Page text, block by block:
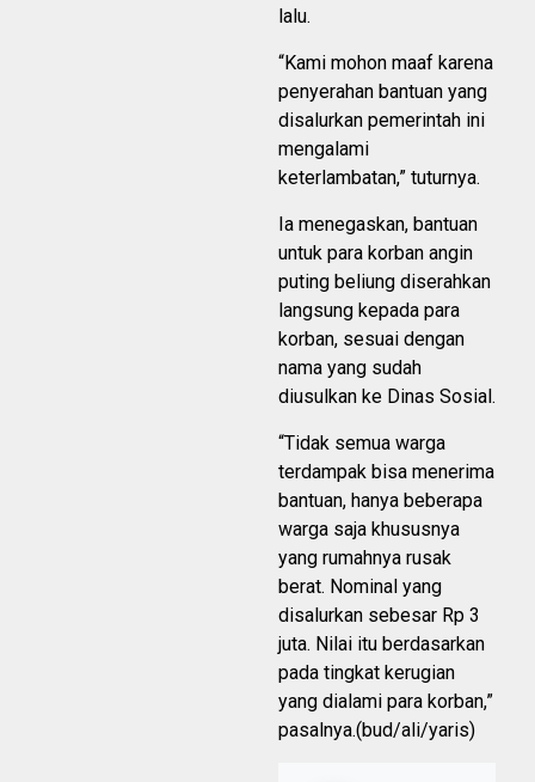
lalu.
“Kami mohon maaf karena
penyerahan bantuan yang
disalurkan pemerintah ini
mengalami
keterlambatan,” tuturnya.
Ia menegaskan, bantuan
untuk para korban angin
puting beliung diserahkan
langsung kepada para
korban, sesuai dengan
nama yang sudah
diusulkan ke Dinas Sosial.
“Tidak semua warga
terdampak bisa menerima
bantuan, hanya beberapa
warga saja khususnya
yang rumahnya rusak
berat. Nominal yang
disalurkan sebesar Rp 3
juta. Nilai itu berdasarkan
pada tingkat kerugian
yang dialami para korban,”
pasalnya.(bud/ali/yaris)